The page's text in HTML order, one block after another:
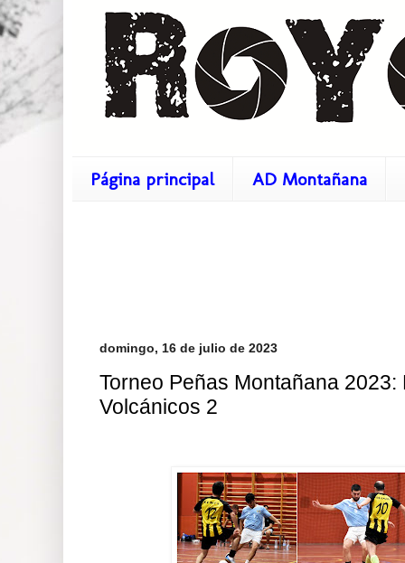
Página principal AD Montañana
domingo, 16 de julio de 2023
Torneo Peñas Montañana
Volcánicos 2